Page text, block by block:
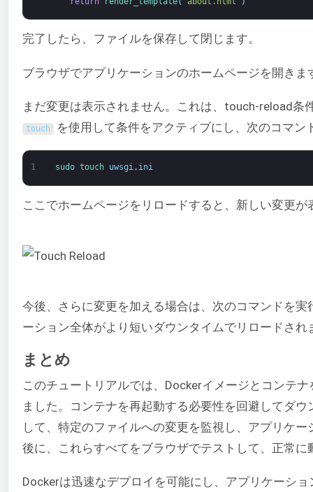
完了したら、ファイルを保存して閉じます。
ブラウザでアプリケーションのホームページを開きま
まだ変更は表示されません。これは、touch-reload条
touch を使用して条件をアクティブにし、次のコマン
1 sudo touch uwsgi. ini
ここでホームページをリロードすると、新しい変更が
今後、さらに変更を加える場合は、次のコマンドを
ーション全体がより短いダウンタイムでリロードさ
まとめ
このチュートリアルでは、Dockerイメージとコンテ
ました。コンテナを再起動する必要性を回避してダ
して、特定のファイルへの変更を監視し、アプリケ
後に、これらすべてをブラウザでテストして、正常
Dockerは迅速なデプロイを可能にし、アプリケーシ